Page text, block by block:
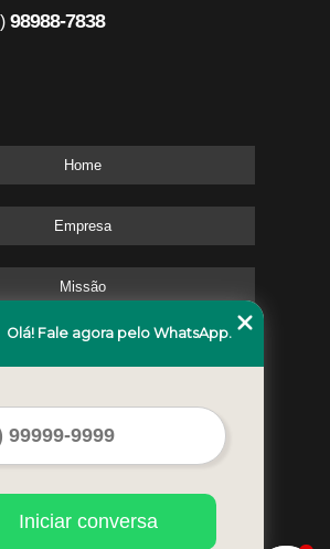
98988-7838
Home
Empresa
Missão
Contato
Mapa do site
Olá! Fale agora pelo WhatsApp.
Iniciar conversa